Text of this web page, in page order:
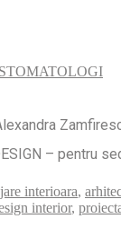
– pentru
interioara,
interior,